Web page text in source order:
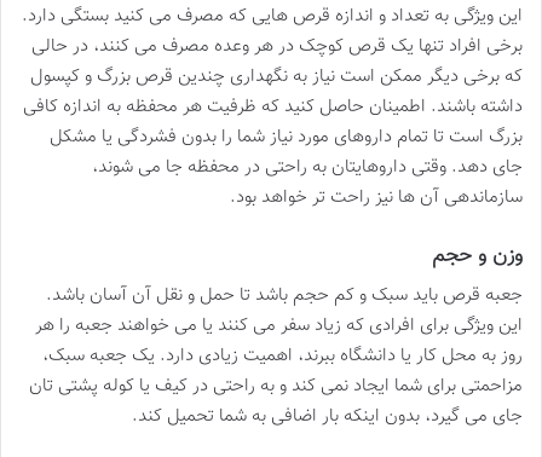
این ویژگی به تعداد و اندازه قرص هایی که مصرف می کنید بستگی دارد.
برخی افراد تنها یک قرص کوچک در هر وعده مصرف می کنند، در حالی
که برخی دیگر ممکن است نیاز به نگهداری چندین قرص بزرگ و کپسول
داشته باشند. اطمینان حاصل کنید که ظرفیت هر محفظه به اندازه کافی
بزرگ است تا تمام داروهای مورد نیاز شما را بدون فشردگی یا مشکل
جای دهد. وقتی داروهایتان به راحتی در محفظه جا می شوند،
سازماندهی آن ها نیز راحت تر خواهد بود.
وزن و حجم
جعبه قرص باید سبک و کم حجم باشد تا حمل و نقل آن آسان باشد.
این ویژگی برای افرادی که زیاد سفر می کنند یا می خواهند جعبه را هر
روز به محل کار یا دانشگاه ببرند، اهمیت زیادی دارد. یک جعبه سبک،
مزاحمتی برای شما ایجاد نمی کند و به راحتی در کیف یا کوله پشتی تان
جای می گیرد، بدون اینکه بار اضافی به شما تحمیل کند.